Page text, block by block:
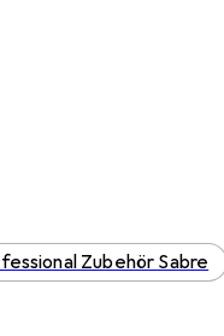
Zubehör Sabre